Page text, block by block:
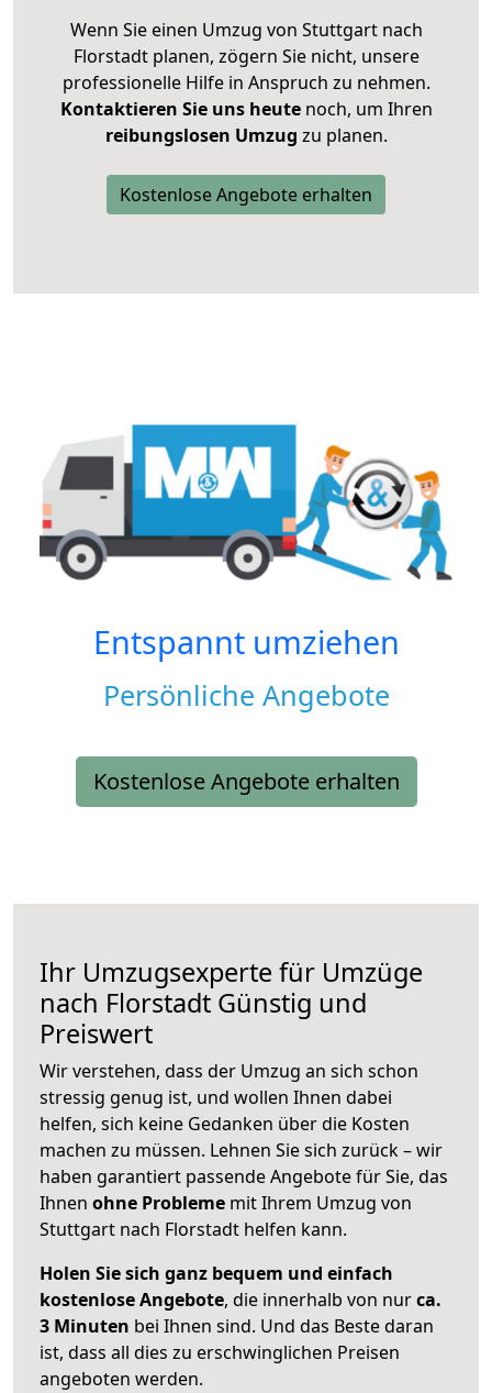
Wenn Sie einen Umzug von Stuttgart nach
Florstadt planen, zögern Sie nicht, unsere
professionelle Hilfe in Anspruch zu nehmen.
Kontaktieren Sie uns heutenoch, um Ihren
reibungslosen Umzug zu planen.
Kostenlose Angebote erhalten
Entspannt umziehen
Persönliche Angebote
Kostenlose Angebote erhalten
Ihr Umzugsexperte für Umzüge
nach Florstadt Günstig und
Preiswert
Wir verstehen, dass der Umzug an sich schon
stressig genug ist, und wollen Ihnen dabei
helfen, sich keine Gedanken über die Kosten
machen zu müssen. Lehnen Sie sich zurück – wir
haben garantiert passende Angebote für Sie, das
Ihnen ohne Probleme mit Ihrem Umzug von
Stuttgart nach Florstadt helfen kann.
Holen Sie sich ganz bequem und einfach
kostenlose Angebote, die innerhalb von nurca.
3 Minuten bei Ihnen sind. Und das Beste daran
ist, dass all dies zu erschwinglichen Preisen
angeboten werden.